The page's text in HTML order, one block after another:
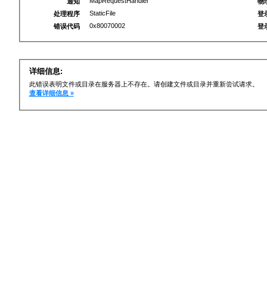
处理程序
StaticFile
错误代码
0x80070002
登
登
详细信息:
此错误表明文件或目录在服务器上不存在。请创建文件或目录并重新尝试请求。
查看详细信息 »